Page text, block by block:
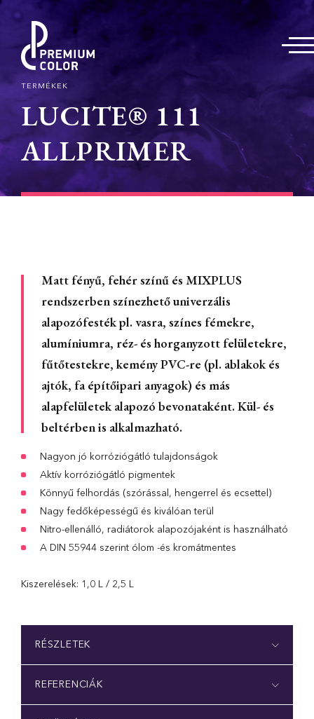
TERMÉKEK
LUCITE® 111
ALLPRIMER
Matt fényű, fehér színű és MIXPLUS
rendszerben színezhető univerzális
alapozófesték pl. vasra, színes fémekre,
alumíniumra, réz- és horganyzott felületekre,
fűtőtestekre, kemény PVC-re (pl. ablakok és
ajtók, fa építőipari anyagok) és más
alapfelületek alapozó bevonataként. Kül- és
beltérben is alkalmazható.
Nagyon jó korróziógátló tulajdonságok
Aktív korróziógátló pigmentek
Könnyű felhordás (szórással, hengerrel és ecsettel)
Nagy fedőképességű és kiválóan terül
Nitro-ellenálló, radiátorok alapozójaként is használható
A DIN 55944 szerint ólom -és kromátmentes
Kiszerelések: 1,0 L / 2,5 L
RÉSZLETEK
REFERENCIÁK